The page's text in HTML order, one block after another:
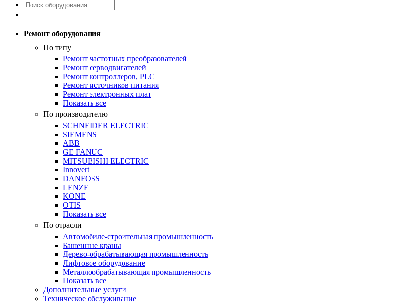
Ремонт оборудования
По типу
Ремонт частотных преобразователей
Ремонт серводвигателей
Ремонт контроллеров, PLC
Ремонт источников питания
Ремонт электронных плат
Показать все
По производителю
SCHNEIDER ELECTRIC
SIEMENS
ABB
GE FANUC
MITSUBISHI ELECTRIC
Innovert
DANFOSS
LENZE
KONE
OTIS
Показать все
По отрасли
Автомобиле-строительная промышленность
Башенные краны
Дерево-обрабатывающая промышленность
Лифтовое оборудование
Металлообрабатывающая промышленность
Показать все
Дополнительные услуги
Техническое обслуживание